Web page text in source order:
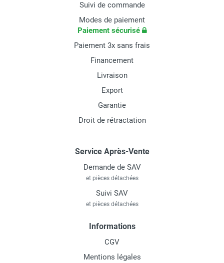
Suivi de commande
Modes de paiement
Paiement sécurisé
Paiement 3x sans frais
Financement
Livraison
Export
Garantie
Droit de rétractation
Service Après-Vente
Demande de SAV
et pièces détachées
Suivi SAV
et pièces détachées
Informations
CGV
Mentions légales